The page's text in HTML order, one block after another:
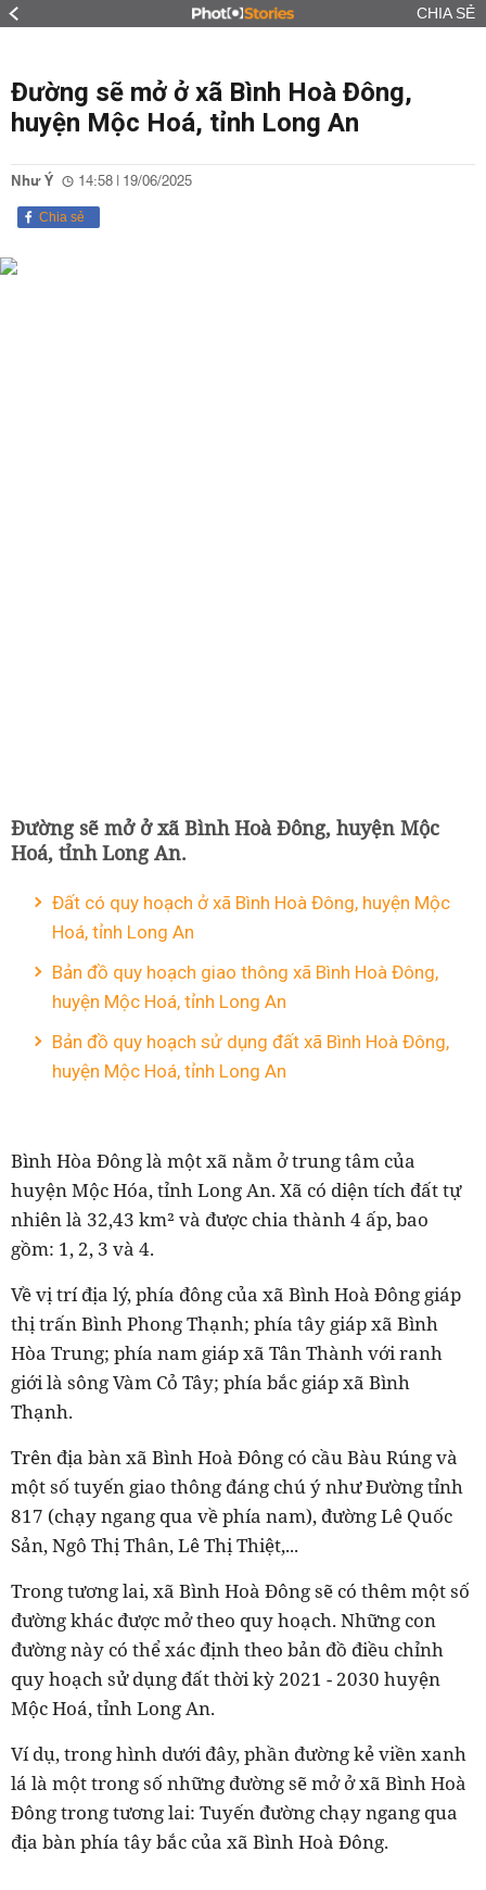
CHIA SẺ
Đường sẽ mở ở xã Bình Hoà Đông,
huyện Mộc Hoá, tỉnh Long An
Như Ý 14:58 | 19/06/2025
Chia sẻ
Đường sẽ mở ở xã Bình Hoà Đông, huyện Mộc
Hoá, tỉnh Long An.
Đất có quy hoạch ở xã Bình Hoà Đông, huyện Mộc
Hoá, tỉnh Long An
Bản đồ quy hoạch giao thông xã Bình Hoà Đông,
huyện Mộc Hoá, tỉnh Long An
Bản đồ quy hoạch sử dụng đất xã Bình Hoà Đông,
huyện Mộc Hoá, tỉnh Long An
Bình Hòa Đông là một xã nằm ở trung tâm của
huyện Mộc Hóa, tỉnh Long An. Xã có diện tích đất tự
nhiên là 32,43 km² và được chia thành 4 ấp, bao
gồm: 1, 2, 3 và 4.
Về vị trí địa lý, phía đông của xã Bình Hoà Đông giáp
thị trấn Bình Phong Thạnh; phía tây giáp xã Bình
Hòa Trung; phía nam giáp xã Tân Thành với ranh
giới là sông Vàm Cỏ Tây; phía bắc giáp xã Bình
Thạnh.
Trên địa bàn xã Bình Hoà Đông có cầu Bàu Rúng và
một số tuyến giao thông đáng chú ý như Đường tỉnh
817 (chạy ngang qua về phía nam), đường Lê Quốc
Sản, Ngô Thị Thân, Lê Thị Thiệt,...
Trong tương lai, xã Bình Hoà Đông sẽ có thêm một số
đường khác được mở theo quy hoạch. Những con
đường này có thể xác định theo bản đồ điều chỉnh
quy hoạch sử dụng đất thời kỳ 2021 - 2030 huyện
Mộc Hoá, tỉnh Long An.
Ví dụ, trong hình dưới đây, phần đường kẻ viền xanh
lá là một trong số những đường sẽ mở ở xã Bình Hoà
Đông trong tương lai: Tuyến đường chạy ngang qua
địa bàn phía tây bắc của xã Bình Hoà Đông.